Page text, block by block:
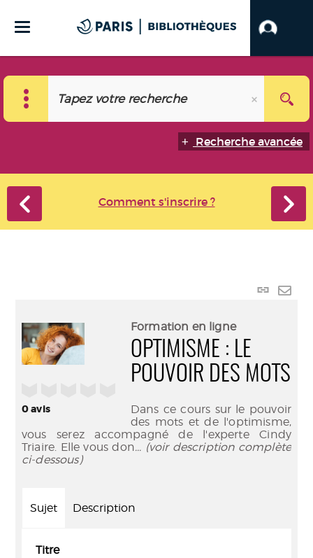
Recherche avancée
Comment s'inscrire ?
Lien
0avis
Formation en ligne
OPTIMISME : LE
POUVOIR DES MOTS
Dans ce cours sur le pouvoir
des mots et de l'optimisme,
vous serez accompagné de l'experte Cindy
Triaire. Elle vous don... (voir description complète
ci-dessous)
Sujet Description
Titre